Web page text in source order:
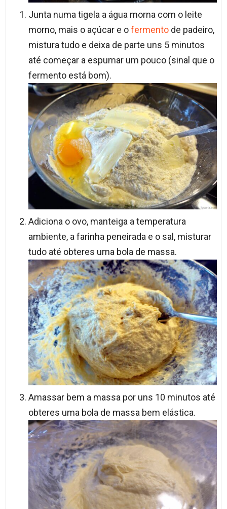
Junta numa tigela a água morna com o leite
morno, mais o açúcar e ofermentode padeiro,
mistura tudo e deixa de parte uns 5 minutos
até começar a espumar um pouco (sinal que o
fermento está bom).
Adiciona o ovo, manteiga a temperatura
ambiente, a farinha peneirada e o sal, misturar
tudo até obteres uma bola de massa.
Amassar bem a massa por uns 10 minutos até
obteres uma bola de massa bem elástica.